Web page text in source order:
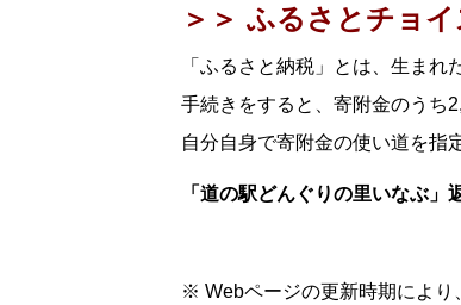
＞＞ ふるさとチョ
「ふるさと納税」とは、生まれ
手続きをすると、寄附金のうち
自分自身で寄附金の使い道を指
「道の駅どんぐりの里いなぶ」
※ Webページの更新時期により